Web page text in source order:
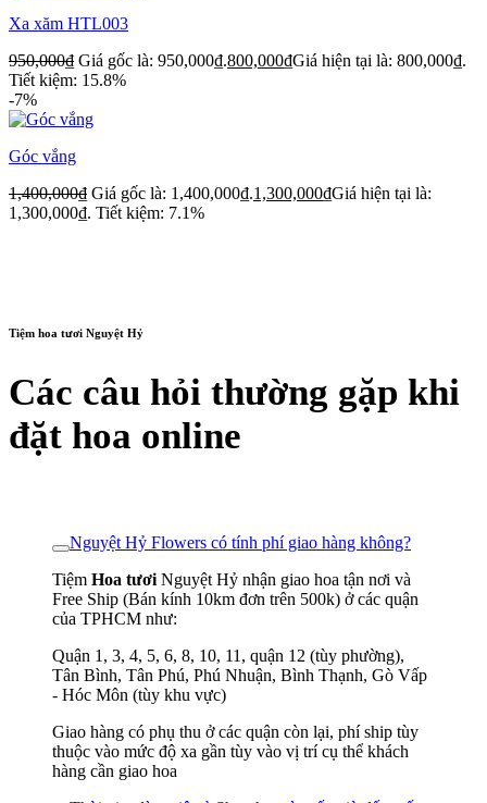
Xa xăm HTL003
950,000₫ Giá gốc là: 950,000₫.800,000₫Giá hiện tại là: 800,000₫.
Tiết kiệm: 15.8%
-7%
Góc vắng
1,400,000₫ Giá gốc là: 1,400,000₫.1,300,000₫Giá hiện tại là:
1,300,000₫. Tiết kiệm: 7.1%
Tiệm hoa tươi Nguyệt Hỷ
Các câu hỏi thường gặp khi
đặt hoa online
Nguyệt Hỷ Flowers có tính phí giao hàng không?
Tiệm Hoa tươi Nguyệt Hỷ nhận giao hoa tận nơi và
Free Ship (Bán kính 10km đơn trên 500k) ở các quận
của TPHCM như:
Quận 1, 3, 4, 5, 6, 8, 10, 11, quận 12 (tùy phường),
Tân Bình, Tân Phú, Phú Nhuận, Bình Thạnh, Gò Vấp
- Hóc Môn (tùy khu vực)
Giao hàng có phụ thu ở các quận còn lại, phí ship tùy
thuộc vào mức độ xa gần tùy vào vị trí cụ thể khách
hàng cần giao hoa